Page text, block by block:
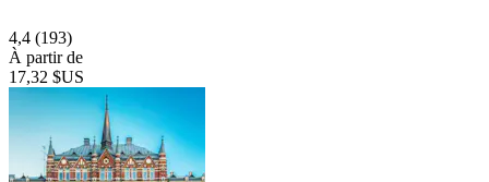
4,4 (193)
À partir de
17,32 $US